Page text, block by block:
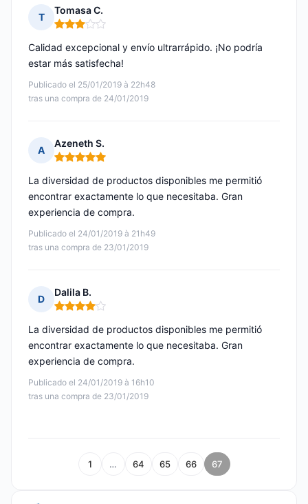
T
Tomasa C.
Nota: 3 de 5
Publicado el 25/01/2019 à 22h48
tras una compra de 24/01/2019
Calidad excepcional y envío ultrarrápido. ¡No podría
estar más satisfecha!
A
Azeneth S.
Nota: 5 de 5
Publicado el 24/01/2019 à 21h49
tras una compra de 23/01/2019
La diversidad de productos disponibles me permitió
encontrar exactamente lo que necesitaba. Gran
experiencia de compra.
D
Dalila B.
Nota: 4 de 5
Publicado el 24/01/2019 à 16h10
tras una compra de 23/01/2019
La diversidad de productos disponibles me permitió
encontrar exactamente lo que necesitaba. Gran
experiencia de compra.
1 … 64 65 66 67